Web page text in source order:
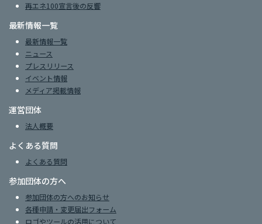
再エネ100宣言後の反響
最新情報一覧
最新情報一覧
ニュース
プレスリリース
イベント情報
メディア掲載情報
運営団体
法人概要
よくある質問
よくある質問
参加団体の方へ
参加団体の方へのお知らせ
各種申請・変更届出フォーム
ロゴやツールの活用について